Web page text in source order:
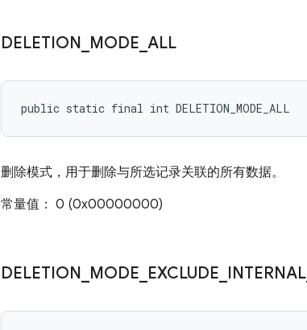
DELETION MODE ALL
public static final int DELETION_MODE_ALL
删除模式，用于删除与所选记录关联的所有数据。
常量值： 0 (0x00000000)
DELETION MODE EXCLUDE INTERNAL